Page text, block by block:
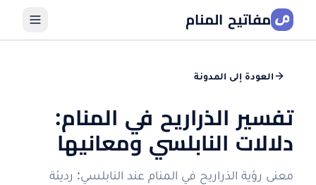
مفاتيح المنام
العودة إلى المدونة
تفسير الذراريح في المنام:
دلالات النابلسي ومعانيها
معنى رؤية الذراريح في المنام عند النابلسي: رديئة